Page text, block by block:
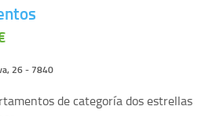
26 - 7840
de categoría dos estrellas